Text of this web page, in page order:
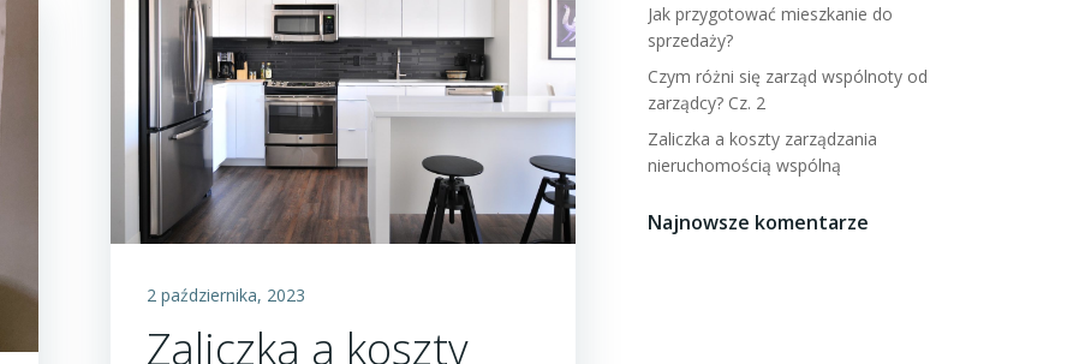
2 października, 2023
Zaliczka a koszty
Jak przygotować mieszkanie do
sprzedaży?
Czym różni się zarząd wspólnoty od
zarządcy? Cz. 2
Zaliczka a koszty zarządzania
nieruchomością wspólną
Najnowsze komentarze